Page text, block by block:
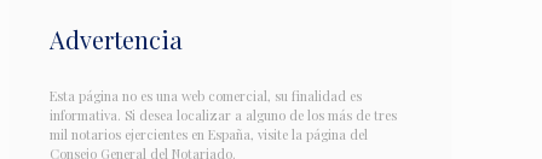
Advertencia
Esta página no es una web comercial, su finalidad es
informativa. Si desea localizar a alguno de los más de tres
mil notarios ejercientes en España, visite la página del
Consejo General del Notariado.